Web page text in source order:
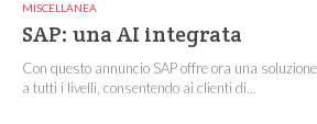
MISCELLANEA
SAP: una AI integrata
Con questo annuncio SAP offre ora una
a tutti i livelli, consentendo ai clienti di...